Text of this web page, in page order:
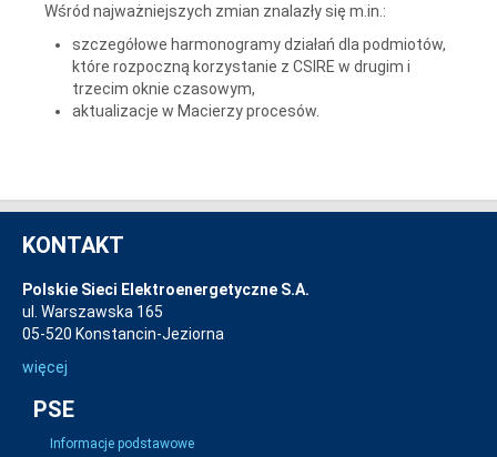
Wśród najważniejszych zmian znalazły się m.in.:
szczegółowe harmonogramy działań dla podmiotów,
które rozpoczną korzystanie z CSIRE w drugim i
trzecim oknie czasowym,
aktualizacje w Macierzy procesów.
KONTAKT
Polskie Sieci Elektroenergetyczne S.A.
ul. Warszawska 165
05-520 Konstancin-Jeziorna
więcej
PSE
Informacje podstawowe